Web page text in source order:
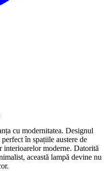
cu modernitatea. Designul
în spațiile austere de
interioarelor moderne. Datorită
această lampă devine nu